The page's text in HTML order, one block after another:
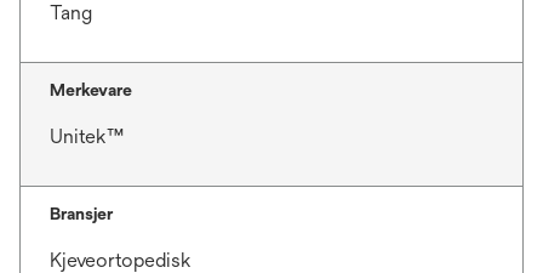
Tang
Merkevare
Unitek™
Bransjer
Kjeveortopedisk